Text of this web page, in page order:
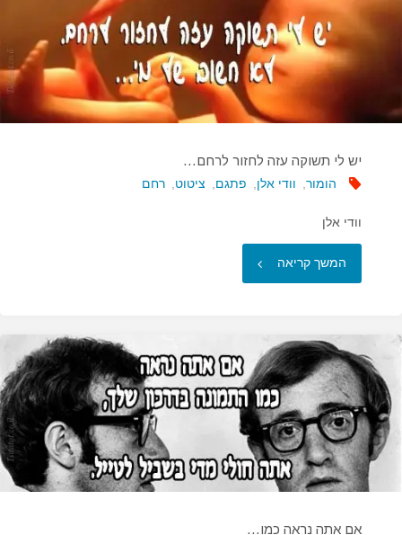
מיד…"
יש לי תשוקה עזה לחזור לרחם…
הומור וודי אלן פתגם ציטוט רחם
וודי אלן
המשך קריאה "יש
עזה
לחזור
לרחם…"
אם אתה נראה כמו…